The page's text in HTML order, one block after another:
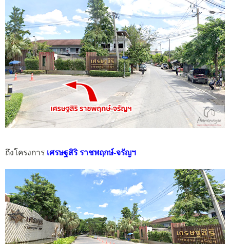
ถึงโครงการ เศรษฐสิริ ราชพฤกษ์-จรัญฯ